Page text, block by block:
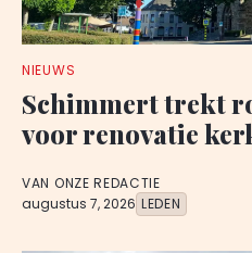
NIEUWS
Schimmert trekt
voor renovatie
VAN ONZE REDACTIE
augustus 7, 2026 LEDEN